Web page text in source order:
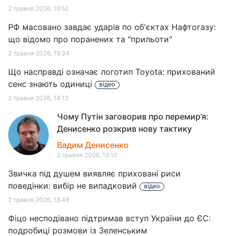
2 травня 2026, 19:52
РФ масовано завдає ударів по об'єктах Нафтогазу:
що відомо про поранених та "прильоти"
2 травня 2026, 19:34
Що насправді означає логотип Toyota: прихований
сенс знають одиниці
відео
2 травня 2026, 19:13
Чому Путін заговорив про перемир’я:
Денисенко розкрив нову тактику
Вадим Денисенко
2 травня 2026, 19:10
Звичка під душем виявляє приховані риси
поведінки: вибір не випадковий
відео
2 травня 2026, 18:48
Фіцо несподівано підтримав вступ України до ЄС:
подробиці розмови із Зеленським